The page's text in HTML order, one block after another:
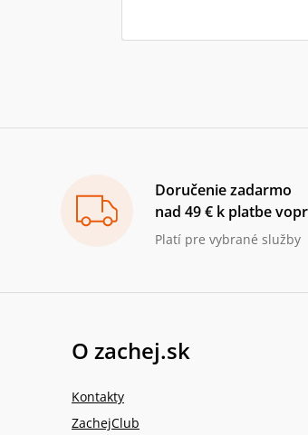
Doručenie zadarmo
nad 49 € k platbe
Platí pre vybrané služby
O zachej.sk
Kontakty
ZachejClub